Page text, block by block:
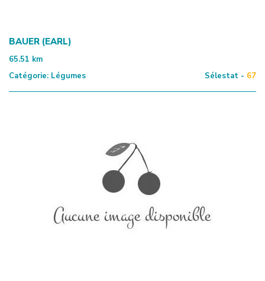
BAUER (EARL)
65.51 km
Catégorie: Légumes Sélestat - 67